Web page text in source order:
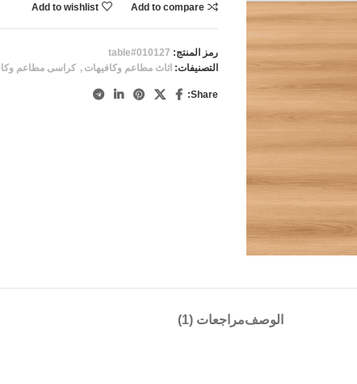
Add to compare
Add to wishlist
رمز المنتج: table#010127
التصنيفات: اثاث مطاعم وكافيهات , كراسى مطاعم
Share:
الوصفمراجعات (1)